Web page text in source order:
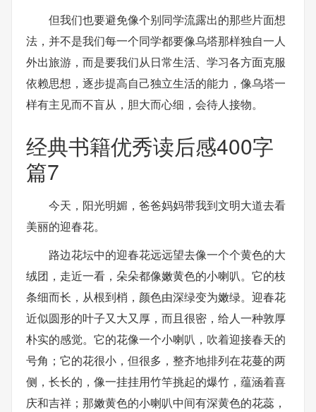
但我们也要避免像个别同学流露出的那些片面想
法，并不是我们每一个同学都要像乌塔那样独自一人
外出旅游，而是要我们从日常生活、学习各方面克服
依赖思想，逐步提高自己独立生活的能力，像乌塔一
样有主见而不盲从，胆大而心细，会待人接物。
经典书籍优秀读后感400字
篇7
今天，阳光明媚，爸爸妈妈带我到文明大道去看
美丽的迎春花。
路边花坛中的迎春花远远望去像一个个黄色的大
绒团，走近一看，朵朵都像嫩黄色的小喇叭。它的枝
条细而长，从根到梢，颜色由深绿变为嫩绿。迎春花
近似圆形的叶子又大又厚，而且很密，给人一种敦厚
朴实的感觉。它的花像一个小喇叭，吹着迎接春天的
号角；它的花很小，但很多，整齐地排列在花蔓的两
侧，长长的，像一挂挂用竹竿挑起的爆竹，蕴涵着喜
庆和吉祥；那嫩黄色的小喇叭中间有深黄色的花蕊，